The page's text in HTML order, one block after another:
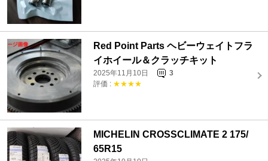
Red Point Parts ヘビーウェイトフラ
イホイール＆クラッチキット
2025年11月10日
3
評価 : ★★★★
MICHELIN CROSSCLIMATE 2 175/
65R15